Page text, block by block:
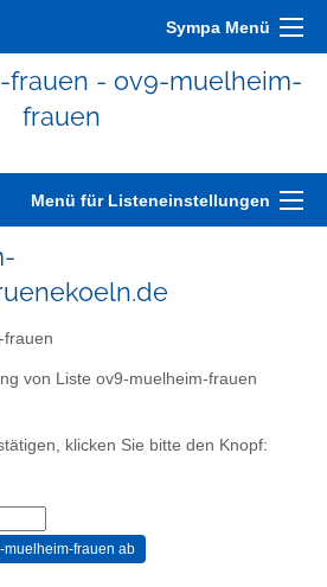
Sympa Menü
frauen - ov9-muelheim-
frauen
Menü für Listeneinstellungen
frauen
von Liste ov9-muelheim-frauen
klicken Sie bitte den Knopf: